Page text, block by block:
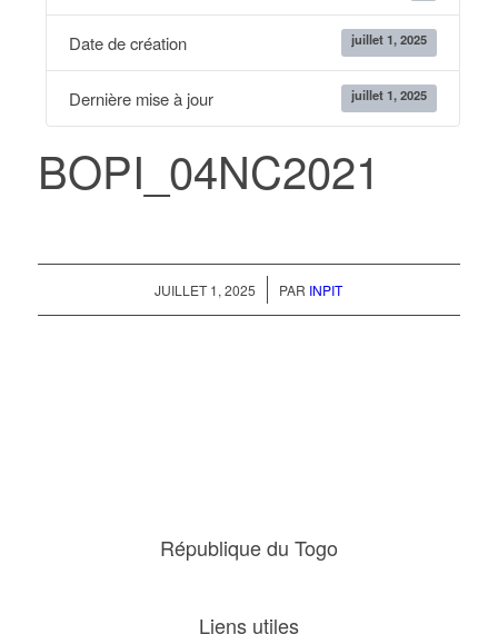
Date de création juillet 1, 2025
Dernière mise à jour juillet 1, 2025
BOPI_04NC2021
JUILLET 1, 2025
/ PAR INPIT
République du Togo
Liens utiles